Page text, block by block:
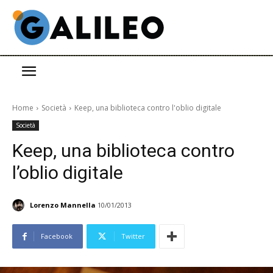
Home Società Keep, una biblioteca contro l'oblio digitale
Società
Keep, una biblioteca contro
l’oblio digitale
Lorenzo Mannella 10/01/2013
Facebook Twitter